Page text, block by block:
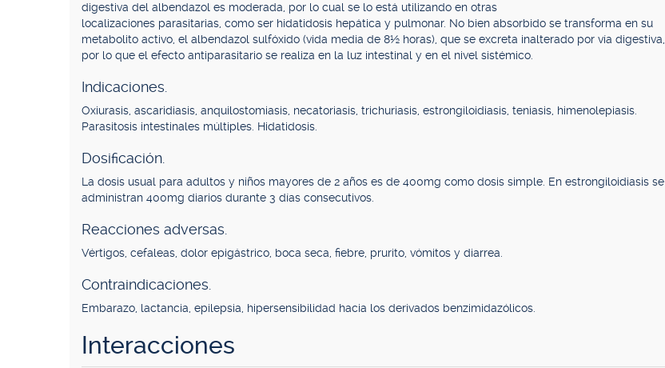
digestiva del albendazol es moderada, por lo cual se lo está utilizando en otras
localizaciones parasitarias, como ser hidatidosis hepática y pulmonar. No bien absorbido se transforma en su
metabolito activo, el albendazol sulfóxido (vida media de 8½ horas), que se excreta inalterado por vía digestiva,
por lo que el efecto antiparasitario se realiza en la luz intestinal y en el nivel sistémico.
Indicaciones.
Oxiurasis, ascaridiasis, anquilostomiasis, necatoriasis, trichuriasis, estrongiloidiasis, teniasis, himenolepiasis.
Parasitosis intestinales múltiples. Hidatidosis.
Dosificación.
La dosis usual para adultos y niños mayores de 2 años es de 400mg como dosis simple. En estrongiloidiasis se
administran 400mg diarios durante 3 días consecutivos.
Reacciones adversas.
Vértigos, cefaleas, dolor epigástrico, boca seca, fiebre, prurito, vómitos y diarrea.
Contraindicaciones.
Embarazo, lactancia, epilepsia, hipersensibilidad hacia los derivados benzimidazólicos.
Interacciones